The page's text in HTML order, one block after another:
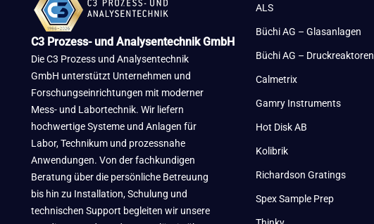
C3 Prozess- und Analysentechnik GmbH
Die C3 Prozess und Analysentechnik
GmbH unterstützt Unternehmen und
Forschungseinrichtungen mit moderner
Mess- und Labortechnik. Wir liefern
hochwertige Systeme und Anlagen für
Labor, Technikum und prozessnahe
Anwendungen. Von der fachkundigen
Beratung über die persönliche Betreuung
bis hin zu Installation, Schulung und
technischen Support begleiten wir unsere
ALS
Büchi AG – Glasanlagen
Büchi AG – Druckreaktoren
Calmetrix
Gamry Instruments
Hot Disk AB
Kolibrik
Richardson Gratings
Spex Sample Prep